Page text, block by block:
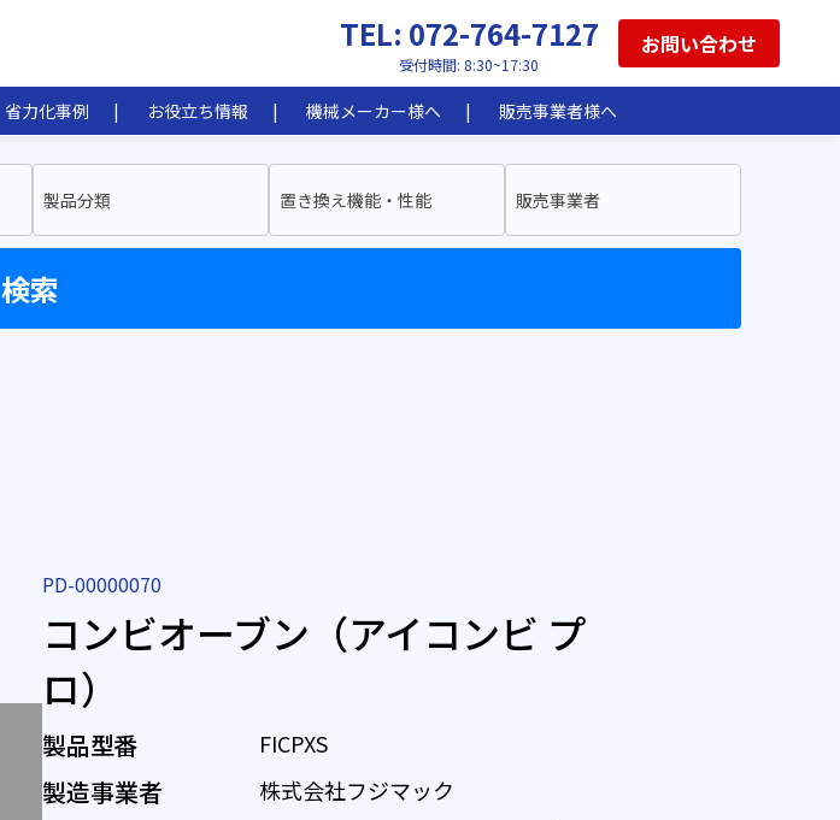
TEL: 072-764-7127
受付時間: 8:30~17:30
お問い合わせ
省力化事例 お役立ち情報 機械メーカー様へ 販売事業者様へ
製品分類 置き換え機能・性能 販売事業者
検索
PD-00000070
コンビオーブン（アイコンビ プ
ロ）
製品型番 FICPXS
製造事業者 株式会社フジマック